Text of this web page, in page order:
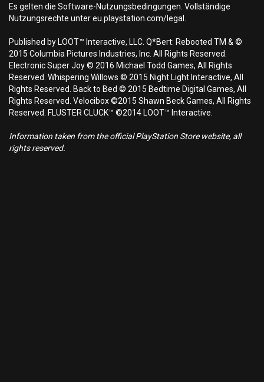
Es gelten die Software-Nutzungsbedingungen. Vollständige
Nutzungsrechte unter eu.playstation.com/legal.
Published by LOOT™ Interactive, LLC. Q*Bert: Rebooted TM & ©
2015 Columbia Pictures Industries, Inc. All Rights Reserved.
Electronic Super Joy © 2016 Michael Todd Games, All Rights
Reserved. Whispering Willows © 2015 Night Light Interactive, All
Rights Reserved. Back to Bed © 2015 Bedtime Digital Games, All
Rights Reserved. Velocibox ©2015 Shawn Beck Games, All Rights
Reserved. FLUSTER CLUCK™ ©2014 LOOT™ Interactive.
Information taken from the official PlayStation Store website, all
rights reserved.